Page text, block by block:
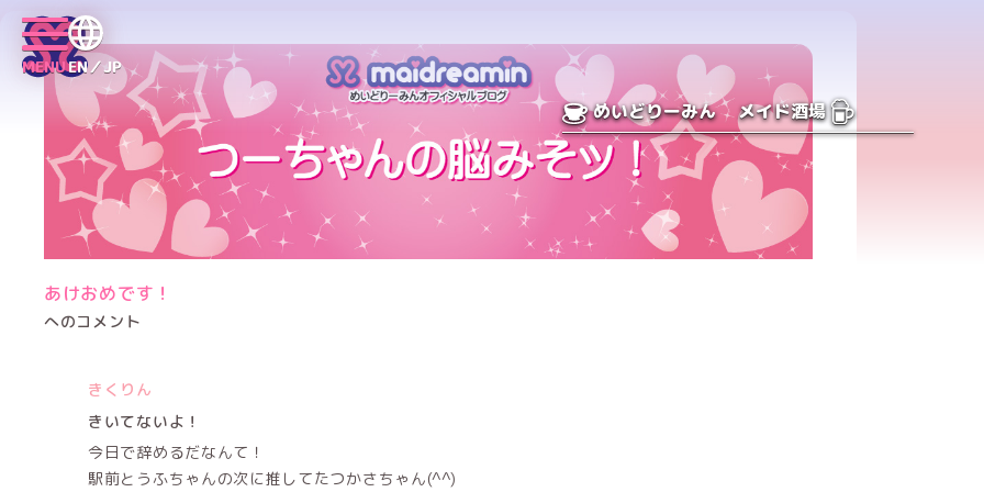
MENUEN／JP
めいどりーみん メイド酒場
あけおめです！
へのコメント
きくりん
きいてないよ！
今日で辞めるだなんて！
駅前とうふちゃんの次に推してたつかさちゃん(^^)